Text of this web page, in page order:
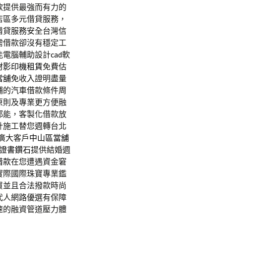
提供最強而有力的
多元借貸服務，
服務安全台灣信
款卻沒有穩定工
電腦輔助設計cad軟
影印機租賃免費估
舖免收入證明盡量
的汽車借款條件周
及專業更方便融
能，客製化借款放
工替您週轉台北
大客戶中山區當舖
書鑽石提供結婚週
款在您遭遇資金窘
際國際珠寶專業鑑
且合法撥款時尚
人網路優選有保障
融資管道壓力體